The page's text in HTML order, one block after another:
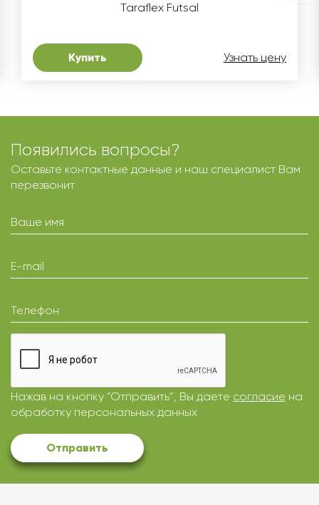
Taraflex Futsal
Купить Узнать цену
Появились вопросы?
Оставьте контактные данные и наш специалист Вам
перезвонит
Ваше имя
E-mail
Телефон
Нажав на кнопку “Отправить”, Вы даете согласие на
обработку персональных данных
Отправить